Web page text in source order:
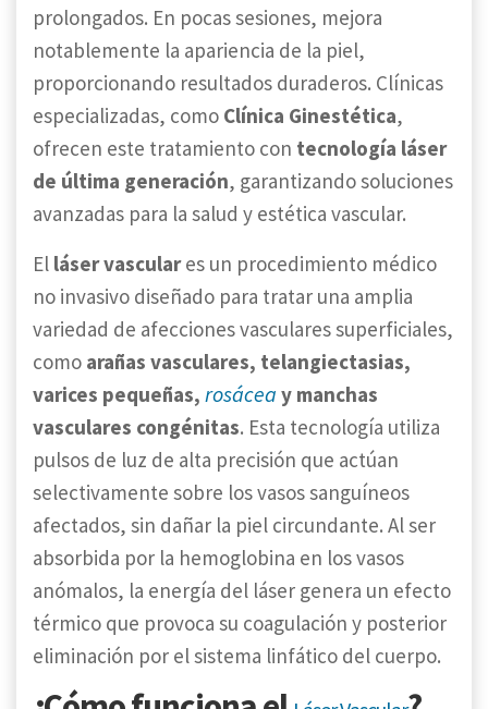
prolongados. En pocas sesiones, mejora
notablemente la apariencia de la piel,
proporcionando resultados duraderos. Clínicas
especializadas, como Clínica Ginestética,
ofrecen este tratamiento con tecnología láser
de última generación, garantizando soluciones
avanzadas para la salud y estética vascular.
El láser vasculares un procedimiento médico
no invasivo diseñado para tratar una amplia
variedad de afecciones vasculares superficiales,
como arañas vasculares, telangiectasias,
varices pequeñas, rosácea y manchas
vasculares congénitas. Esta tecnología utiliza
pulsos de luz de alta precisión que actúan
selectivamente sobre los vasos sanguíneos
afectados, sin dañar la piel circundante. Al ser
absorbida por la hemoglobina en los vasos
anómalos, la energía del láser genera un efecto
térmico que provoca su coagulación y posterior
eliminación por el sistema linfático del cuerpo.